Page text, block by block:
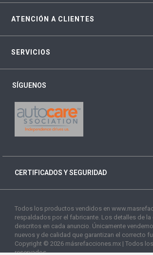
ATENCIÓN A CLIENTES
SERVICIOS
SÍGUENOS
CERTIFICADOS Y SEGURIDAD
Todos los productos vendidos en
respaldados por el fabricante. Los detalles de la
descritos en cada anuncio. Únicamente
nuevos y de calidad que garantizan el correcto
Copyright © 2026 másrefacciones.mx | Todos
reservados